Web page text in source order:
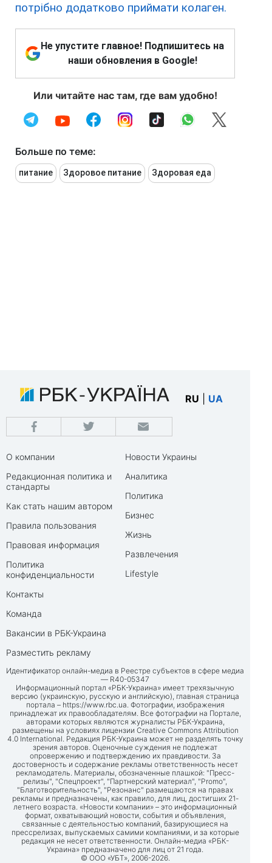
потрібно додатково приймати колаген.
Не упустите главное! Подпишитесь на
наши обновления в Google!
Или читайте нас там, где вам удобно!
Больше по теме:
питание Здоровое питание Здоровая еда
RU UA
О компании
Редакционная политика и
стандарты
Как стать нашим автором
Правила пользования
Правовая информация
Политика
конфиденциальности
Контакты
Команда
Вакансии в РБК-Украина
Разместить рекламу
Новости Украины
Аналитика
Политика
Бизнес
Жизнь
Развлечения
Lifestyle
Идентификатор онлайн-медиа в Реестре субъектов в сфере медиа
— R40-05347
Информационный портал «РБК-Украина» имеет трехязычную
версию (украинскую, русскую и английскую), главная страница
портала – https://www.rbc.ua. Фотографии, изображения
принадлежат их правообладателям. Все фотографии на Портале,
авторами которых являются журналисты РБК-Украина,
размещены на условиях лицензии Creative Commons Attribution
4.0 International. Редакция РБК-Украина может не разделять точку
зрения авторов. Оценочные суждения не подлежат
опровержению и подтверждению их правдивости. За
достоверность и содержание рекламы ответственность несет
рекламодатель. Материалы, обозначенные плашкой: "Пресс-
релизы", "Спецпроект", "Партнерский материал", "Promo",
"Благотворительность", "Резонанс" размещаются на правах
рекламы и предназначены, как правило, для лиц, достигших 21-
летнего возраста. «Новости компании» – это информационный
формат, охватывающий новости, события и объявления,
связанные с деятельностью компаний, базирующиеся на
прессрелизах, выпускаемых самими компаниями, и за которые
редакция не несет ответственности. Онлайн-медиа «РБК-
Украина» предназначено для лиц от 21 года.
© ООО «УБТ», 2006-2026.